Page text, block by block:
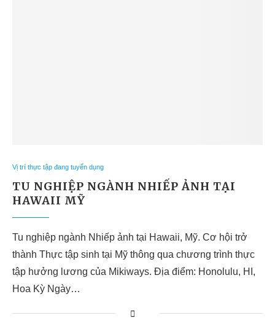
Vị trí thực tập đang tuyển dụng
TU NGHIỆP NGÀNH NHIẾP ẢNH TẠI
HAWAII MỸ
Tu nghiệp ngành Nhiếp ảnh tại Hawaii, Mỹ. Cơ hội trở
thành Thực tập sinh tại Mỹ thông qua chương trình thực
tập hưởng lương của Mikiways. Địa điểm: Honolulu, HI,
Hoa Kỳ Ngày…